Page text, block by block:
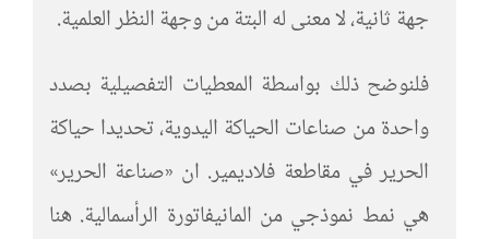
جهة ثانية، لا معنى له البتة من وجهة النظر العلمية.
فلنوضح ذلك بواسطة المعطيات التفصيلية بصدد
واحدة من صناعات الحياكة اليدوية، تحديدا حياكة
الحرير في مقاطعة فلاديمير. ان «صناعة الحرير»
هي نمط نموذجي من المانيفاتورة الرأسمالية. هنا